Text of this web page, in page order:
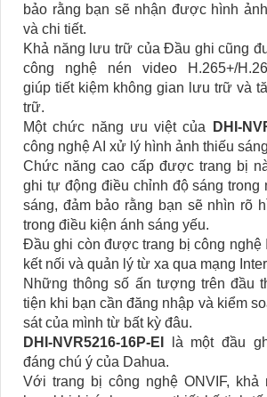
bảo rằng bạn sẽ nhận được hình
và chi tiết.
Khả năng lưu trữ của Đầu ghi cũng
công nghệ nén video H.265+/
giúp tiết kiệm không gian lưu trữ và
trữ.
Một chức năng ưu việt của
DHI-
công nghệ AI xử lý hình ảnh thiếu
Chức năng cao cấp được trang bị
ghi tự động điều chỉnh độ sáng trong
sáng, đảm bảo rằng bạn sẽ nhìn rõ
trong điều kiện ánh sáng yếu.
Đầu ghi còn được trang bị công nghệ
kết nối và quản lý từ xa qua mạng
Những thông số ấn tượng trên đầu
tiện khi bạn cần đăng nhập và kiểm
sát của mình từ bất kỳ đâu.
DHI-NVR5216-16P-EI
là một đầu
đáng chú ý của Dahua.
Với trang bị công nghệ ONVIF, khả